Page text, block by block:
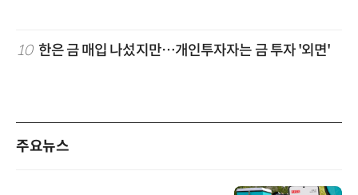
10 한은 금 매입 나섰지만…개인투자자는 금 투자 '외면'
주요뉴스